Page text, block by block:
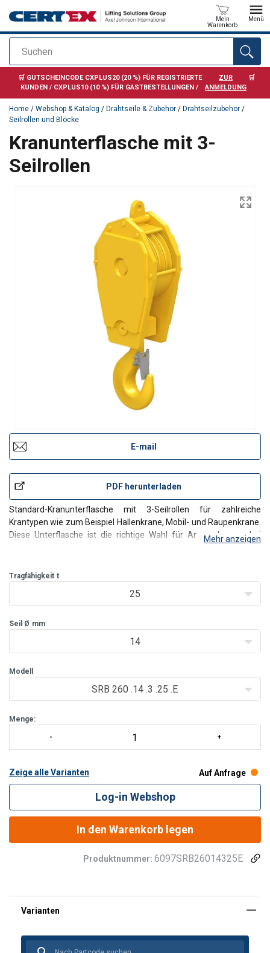
Suchen
Mein
Warenkorb
Menü
Anfragen
🛒 GUTSCHEINCODE CXPLUS20 (20 %) FÜR REGISTRIERTE
KUNDEN / CXPLUS10 (10 %) FÜR GASTBESTELLUNGEN /
ZUR
ANMELDUNG
🛒
Home / Webshop & Katalog / Drahtseile & Zubehör / Drahtseilzubehör /
Seilrollen und Blöcke
Kranunterflasche mit 3-
Seilrollen
E-mail
PDF herunterladen
Standard-Kranunterflasche mit 3-Seilrollen für zahlreiche
Krantypen wie zum Beispiel Hallenkrane, Mobil- und Raupenkrane.
Diese Unterflasche ist die richtige Wahl für Anwendungen, bei
Mehr anzeigen
Tragfähigkeit t
25
Seil Ø mm
14
Modell
SRB 260 .14 .3 .25 .E
Menge:
Zeige alle Varianten Auf Anfrage
Log-in Webshop
In den Warenkorb legen
Produktnummer: 6097SRB26014325E